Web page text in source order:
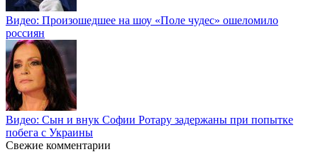
Видео: Произошедшее на шоу «Поле чудес» ошеломило
россиян
Видео: Сын и внук Софии Ротару задержаны при попытке
побега с Украины
Свежие комментарии